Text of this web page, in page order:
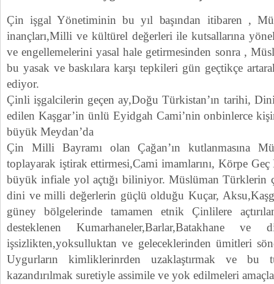
Çin işgal Yönetiminin bu yıl başından itibaren ,
inançları,Milli ve kültürel değerleri ile kutsallarına
ve engellemelerini yasal hale getirmesinden sonra ,
bu yasak ve baskılara karşı tepkileri gün geçtikçe
ediyor.
Çinli işgalcilerin geçen ay,Doğu Türkistan’ın tarihi,
edilen Kaşgar’in ünlü Eyidgah Cami’nin onbinlerce
büyük Meydan’da
Çin Milli Bayramı olan Çağan’ın kutlanmasına
toplayarak iştirak ettirmesi,Cami imamlarını, Körpe Geç
büyük infiale yol açtığı biliniyor. Müslüman Türklerin
dini ve milli değerlerin güçlü olduğu Kuçar,
güney bölgelerinde tamamen etnik Çinlilere
desteklenen Kumarhaneler,Barlar,Batakhane ve
işsizlikten,yoksulluktan ve geleceklerinden ümitleri
Uygurların kimliklerinrden uzaklaştırmak ve bu
kazandırılmak suretiyle assimile ve yok edilmeleri